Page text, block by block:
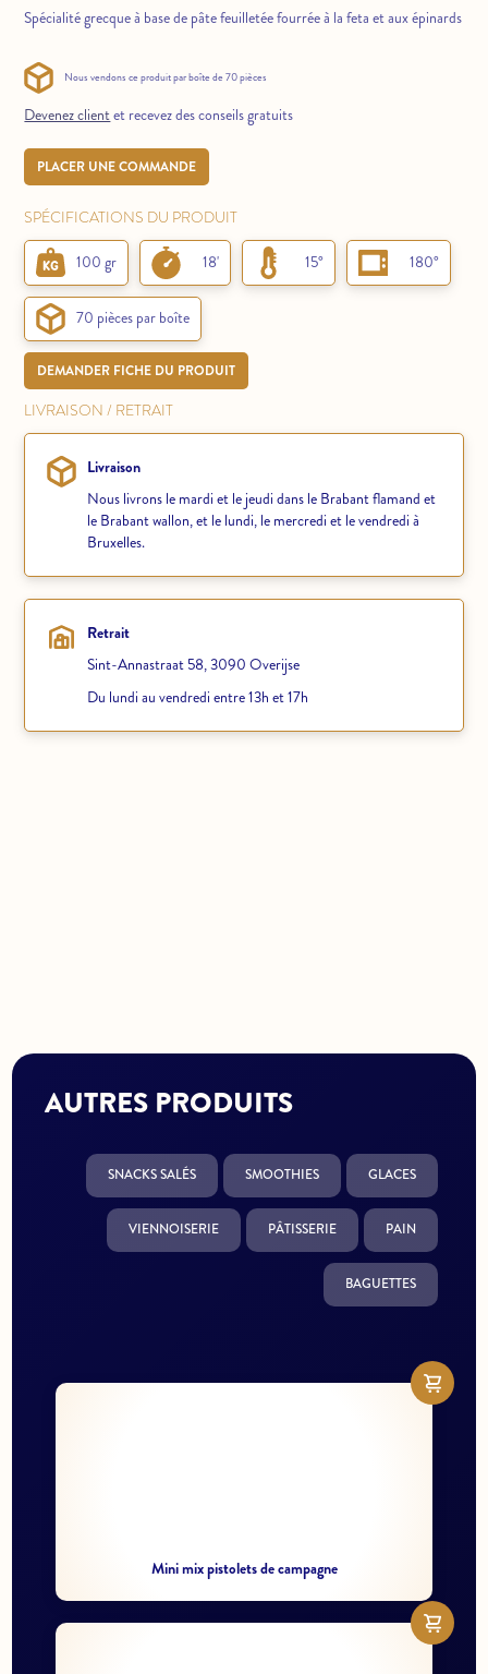
Spécialité grecque à base de pâte feuilletée fourrée à la feta et aux épinards
Nous vendons ce produit par boîte de 70 pièces
Devenez clientet recevez des conseils gratuits
PLACER UNE COMMANDE
SPÉCIFICATIONS DU PRODUIT
100 gr 18' 15° 180°
70 pièces par boîte
DEMANDER FICHE DU PRODUIT
LIVRAISON / RETRAIT
Livraison
Nous livrons le mardi et le jeudi dans le Brabant flamand et
le Brabant wallon, et le lundi, le mercredi et le vendredi à
Bruxelles.
Retrait
Sint-Annastraat 58, 3090 Overijse
Du lundi au vendredi entre 13h et 17h
AUTRES PRODUITS
GLACES
SMOOTHIES
SNACKS SALÉS
PAIN
PÂTISSERIE
VIENNOISERIE
BAGUETTES
Mini mix pistolets de campagne